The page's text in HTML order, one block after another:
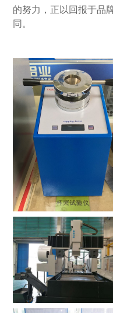
的努力，正以回报于品
同。